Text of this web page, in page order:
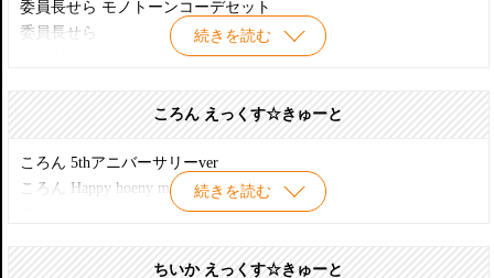
あいか Wicked StyleII
あいか Wicked StyleIII ver.1.1限定
魔女っ子あいか little witch of flame ver.1.1 販売
ねこさん あいか アゾンダイレクトストア限定
ねこさんあいか クラシカルロリータ ボルドーver. 限定
続きを読む
委員長せら モノトーンコーデセット
委員長せら
せら Secret Wonderland
魔女っ子せら little witch of the wisdom ver.1.1 限定
魔女っ子せら little witch of the wisdom
ころん えっくす☆きゅーと
続きを読む
ころん 5thアニバーサリーver
ころん Happy hoeny marmalade
ちいか えっくす☆きゅーと